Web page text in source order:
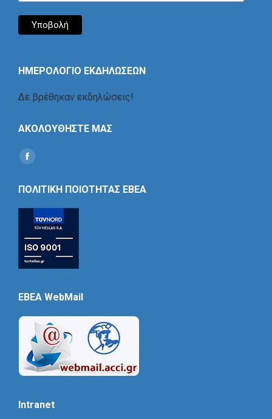
ΗΜΕΡΟΛΟΓΙΟ ΕΚΔΗΛΩΣΕΩΝ
Δε βρέθηκαν εκδηλώσεις!
ΑΚΟΛΟΥΘΗΣΤΕ ΜΑΣ
Find us on:
Social
ΠΟΛΙΤΙΚΗ ΠΟΙΟΤΗΤΑΣ ΕΒΕΑ
EBEA WebMail
Intranet